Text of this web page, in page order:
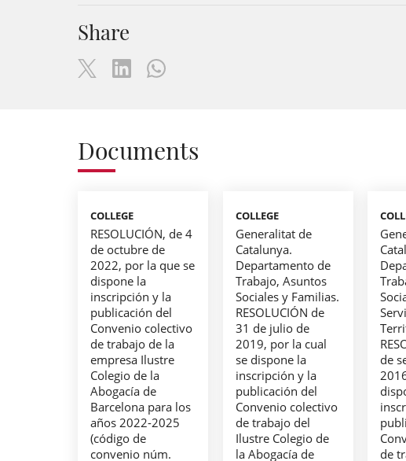
Share
Documents
COLLEGE
RESOLUCIÓN, de 4
de octubre de
2022, por la que se
dispone la
inscripción y la
publicación del
Convenio colectivo
de trabajo de la
empresa Ilustre
Colegio de la
Abogacía de
Barcelona para los
años 2022-2025
(código de
convenio núm.
COLLEGE
Generalitat de
Catalunya.
Departamento de
Trabajo, Asuntos
Sociales y Familias.
RESOLUCIÓN de
31 de julio de
2019, por la cual
se dispone la
inscripción y la
publicación del
Convenio colectivo
de trabajo del
Ilustre Colegio de
la Abogacía de
de
de